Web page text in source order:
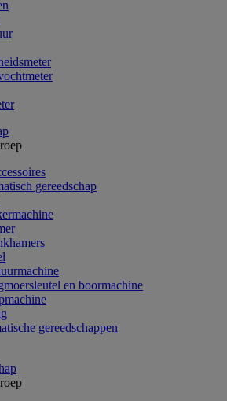
gereedschap
en boormachine
gereedschappen